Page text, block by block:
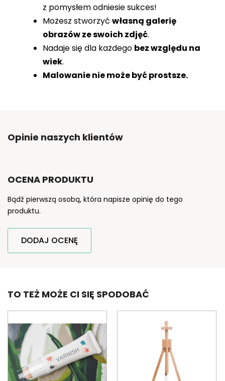
z pomysłem odniesie sukces!
Możesz stworzyć własną galerię
obrazów ze swoich zdjęć.
Nadaje się dla każdego bez względu na
wiek.
Malowanie nie może być prostsze.
Opinie naszych klientów
OCENA PRODUKTU
Bądź pierwszą osobą, która napisze opinię do tego
produktu.
DODAJ OCENĘ
TO TEŻ MOŻE CI SIĘ SPODOBAĆ